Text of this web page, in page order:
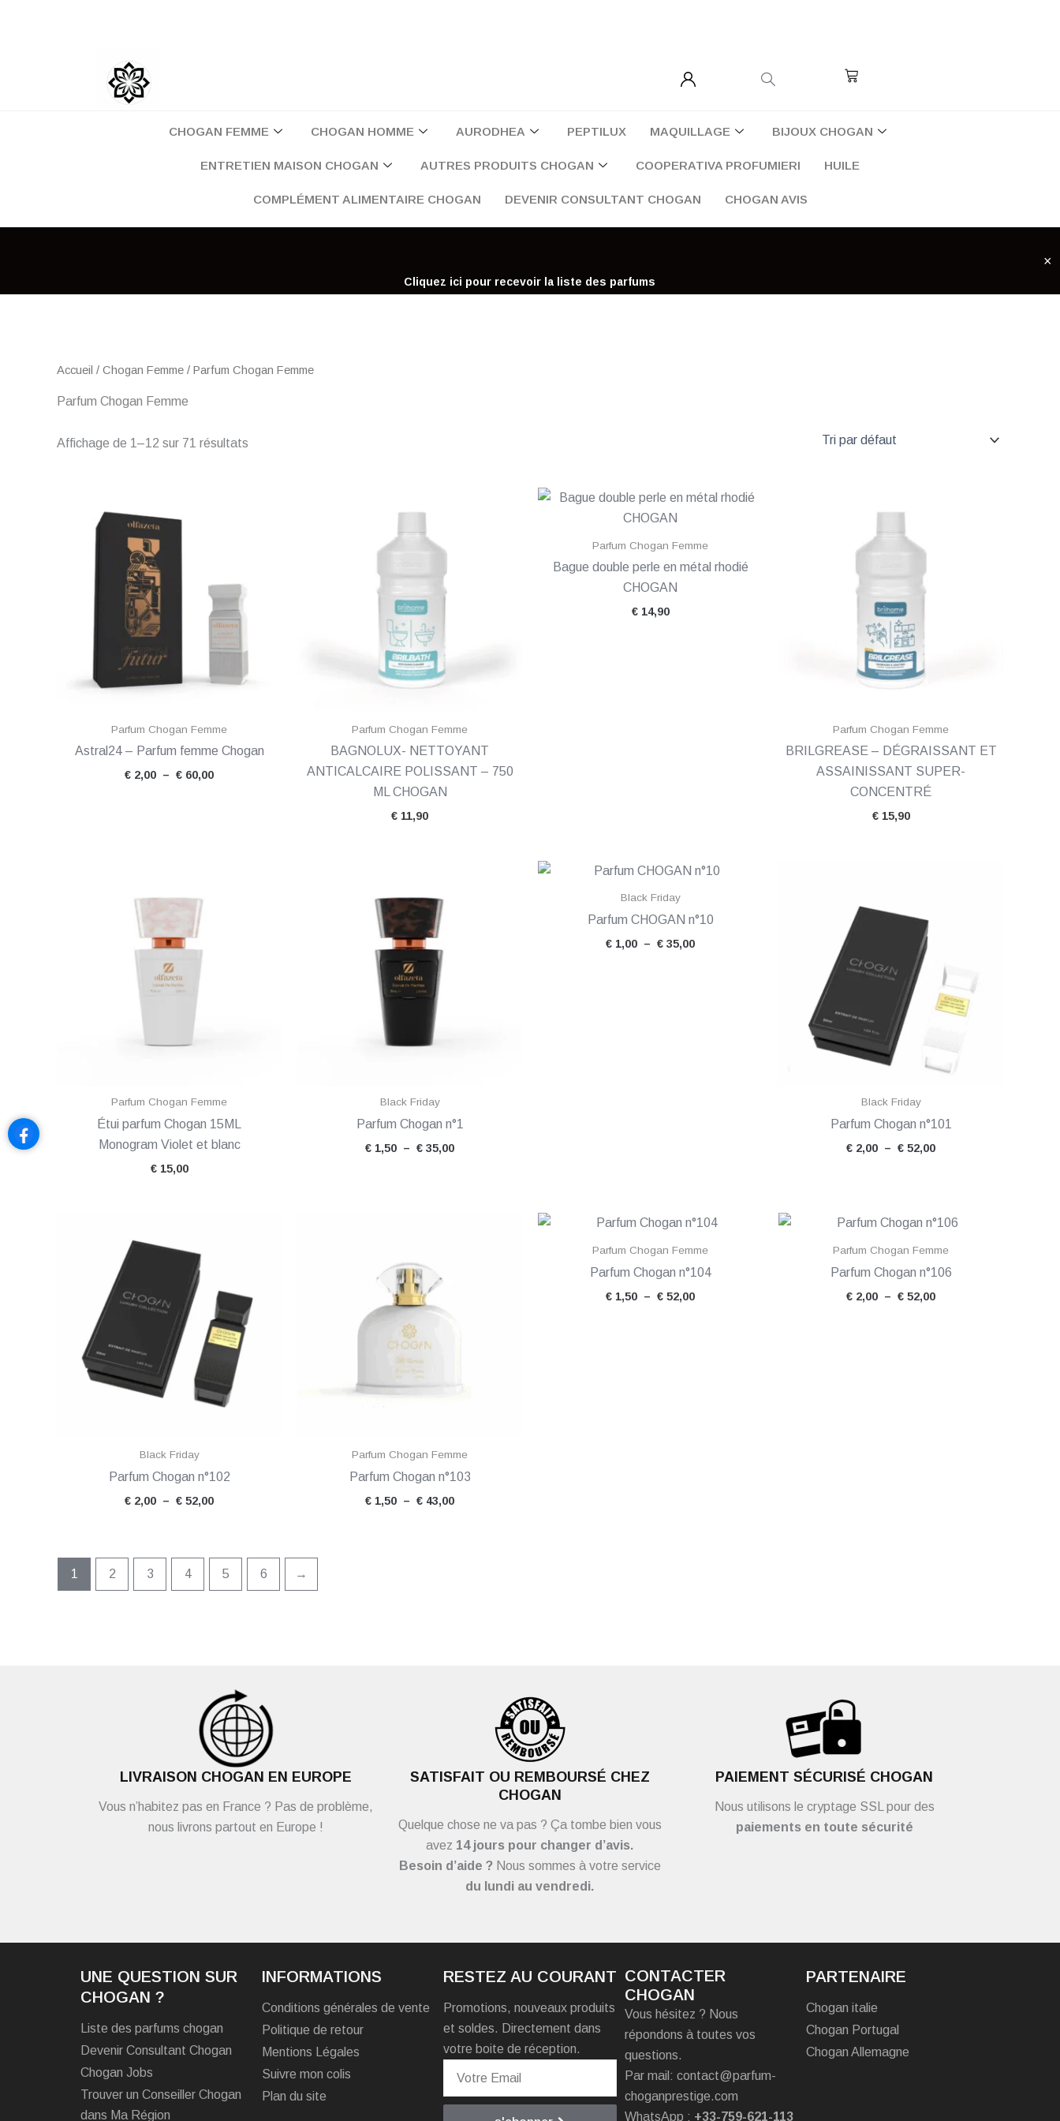
Cart
CHOGAN FEMME CHOGAN HOMME AURODHEA PEPTILUX MAQUILLAGE BIJOUX CHOGAN
ENTRETIEN MAISON CHOGAN AUTRES PRODUITS CHOGAN COOPERATIVA PROFUMIERI HUILE
COMPLÉMENT ALIMENTAIRE CHOGAN DEVENIR CONSULTANT CHOGAN CHOGAN AVIS
Cliquez ici pour recevoir la liste des parfums
×
Accueil / Chogan Femme / Parfum Chogan Femme
Parfum Chogan Femme
Affichage de 1–12 sur 71 résultats
Parfum Chogan Femme
Astral24 – Parfum femme Chogan
€ 2,00 – € 60,00
Parfum Chogan Femme
BAGNOLUX- NETTOYANT
ANTICALCAIRE POLISSANT – 750
ML CHOGAN
€ 11,90
Parfum Chogan Femme
Bague double perle en métal rhodié
CHOGAN
€14,90
Parfum Chogan Femme
BRILGREASE – DÉGRAISSANT ET
ASSAINISSANT SUPER-
CONCENTRÉ
€15,90
Parfum Chogan Femme
Étui parfum Chogan 15ML
Monogram Violet et blanc
€15,00
Black Friday
Parfum Chogan n°1
€ 1,50 – € 35,00
Black Friday
Parfum CHOGAN n°10
€ 1,00 – € 35,00
Plage
à
€ 35,00
Black Friday
Parfum Chogan n°101
€ 2,00 – € 52,00
Black Friday
Parfum Chogan n°102
€ 2,00 – € 52,00
€ 52,00
Parfum Chogan Femme
Parfum Chogan n°103
€ 1,50 – € 43,00
Parfum Chogan Femme
Parfum Chogan n°104
€ 1,50 – € 52,00
Plage
prix :
à
€ 52,00
Parfum Chogan Femme
Parfum Chogan n°106
€ 2,00 – € 52,00
Plage
prix :
à
€ 52,00
1 2 3 4 5 6 →
LIVRAISON CHOGAN EN EUROPE
Vous n’habitez pas en France ? Pas de problème,
nous livrons partout en Europe !
SATISFAIT OU REMBOURSÉ CHEZ
CHOGAN
Quelque chose ne va pas ? Ça tombe bien vous
avez 14 jours pour changer d’avis.
Besoin d’aide ?Nous sommes à votre service
du lundi au vendredi.
PAIEMENT SÉCURISÉ CHOGAN
Nous utilisons le cryptage SSL pour des
paiements en toute sécurité
UNE QUESTION SUR
CHOGAN ?
Liste des parfums chogan
Devenir Consultant Chogan
Chogan Jobs
Trouver un Conseiller Chogan
dans Ma Région
INFORMATIONS
Conditions générales de vente
Politique de retour
Mentions Légales
Suivre mon colis
Plan du site
RESTEZ AU COURANT
Promotions, nouveaux produits
et soldes. Directement dans
votre boite de réception.
CONTACTER
CHOGAN
Vous hésitez ? Nous
répondons à toutes vos
questions.
Par mail: contact@parfum-
choganprestige.com
WhatsApp : +33-759-621-113
PARTENAIRE
Chogan italie
Chogan Portugal
Chogan Allemagne